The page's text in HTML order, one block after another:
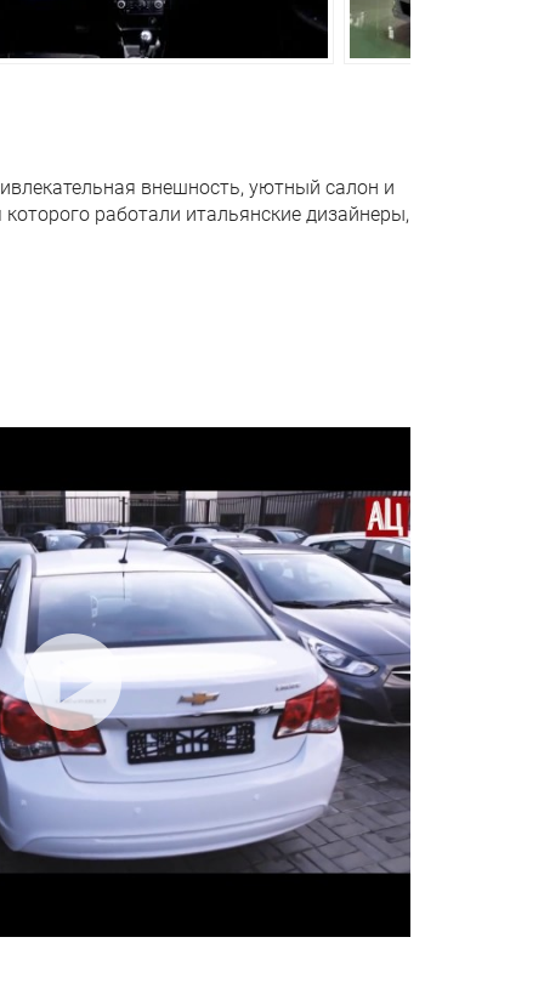
внешность, уютный салон и
работали итальянские дизайнеры,